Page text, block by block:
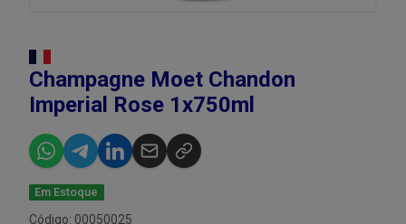
Champagne Moet Chandon
Imperial Rose 1x750ml
Em Estoque
Código: 00050025